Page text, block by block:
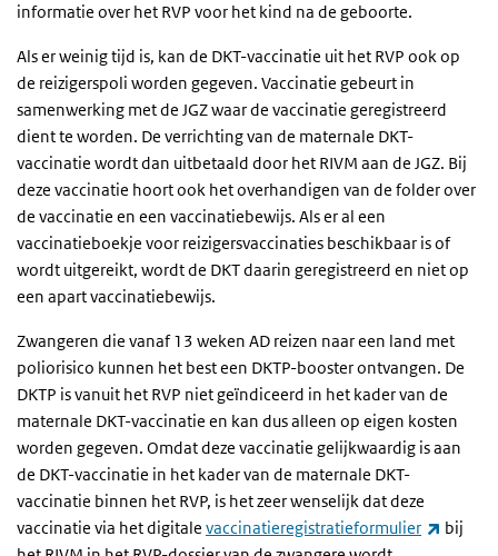
informatie over het RVP voor het kind na de geboorte.
Als er weinig tijd is, kan de DKT-vaccinatie uit het RVP ook op
de reizigerspoli worden gegeven. Vaccinatie gebeurt in
samenwerking met de JGZ waar de vaccinatie geregistreerd
dient te worden. De verrichting van de maternale DKT-
vaccinatie wordt dan uitbetaald door het RIVM aan de JGZ. Bij
deze vaccinatie hoort ook het overhandigen van de folder over
de vaccinatie en een vaccinatiebewijs. Als er al een
vaccinatieboekje voor reizigersvaccinaties beschikbaar is of
wordt uitgereikt, wordt de DKT daarin geregistreerd en niet op
een apart vaccinatiebewijs.
Zwangeren die vanaf 13 weken AD reizen naar een land met
poliorisico kunnen het best een DKTP-booster ontvangen. De
DKTP is vanuit het RVP niet geïndiceerd in het kader van de
maternale DKT-vaccinatie en kan dus alleen op eigen kosten
worden gegeven. Omdat deze vaccinatie gelijkwaardig is aan
de DKT-vaccinatie in het kader van de maternale DKT-
vaccinatie binnen het RVP, is het zeer wenselijk dat deze
vaccinatie via het digitale vaccinatieregistratieformulier
bij